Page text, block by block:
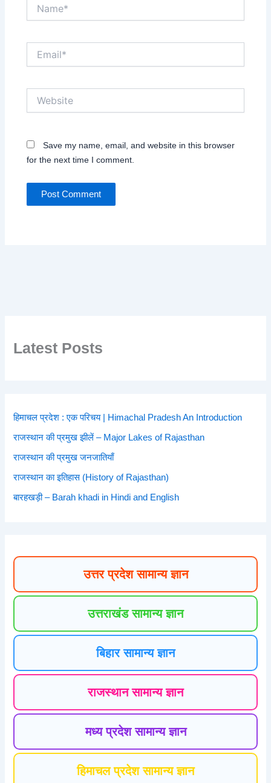
Save my name, email, and website in this browser
for the next time I comment.
Latest Posts
हिमाचल प्रदेश : एक परिचय | Himachal Pradesh An Introduction
राजस्थान की प्रमुख झीलें – Major Lakes of Rajasthan
राजस्थान की प्रमुख जनजातियाँ
राजस्थान का इतिहास (History of Rajasthan)
बारहखड़ी – Barah khadi in Hindi and English
उत्तर प्रदेश सामान्य ज्ञान
उत्तराखंड सामान्य ज्ञान
बिहार सामान्य ज्ञान
राजस्थान सामान्य ज्ञान
मध्य प्रदेश सामान्य ज्ञान
हिमाचल प्रदेश सामान्य ज्ञान